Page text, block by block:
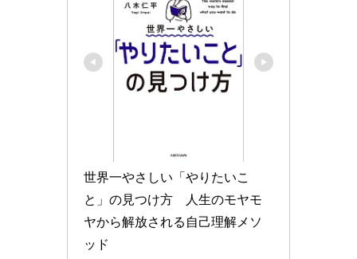
才能を見つける方法
質問に答えるときのコツ
才能を見つけやすかった6つの質問
2. あまり頑張ってないのに褒められたり感
謝されたことは何か
3. 飽きずにできることは何か
4. やっていると時間があっという間に過ぎ
ることは何か
世界一やさしい「やりたいこ
と」の見つけ方　人生のモヤモ
ヤから解放される自己理解メソ
ッド